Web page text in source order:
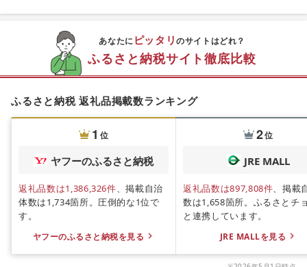
あなたにピッタリのサイトはどれ？
ふるさと納税サイト徹底比較
ふるさと納税 返礼品掲載数ランキング
1 位
ヤフーのふるさと納税
返礼品数は1,386,326件、掲載自治
体数は1,734箇所。圧倒的な1位で
す。
ヤフーのふるさと納税を見る
2位
JRE MALL
返礼品数は897,808件、掲載
数は1,658箇所。ふるさとチ
と連携しています。
JRE MALLを見る